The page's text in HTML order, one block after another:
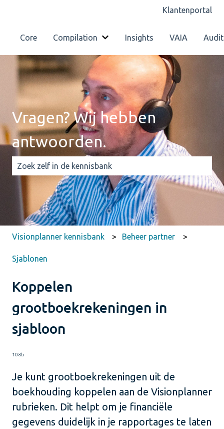
Klantenportal
Core Compilation
Submenu tonen voor
Insights VAIA Audit
Vragen? Wij hebben
antwoorden.
Er zijn geen suggesties want het zoekveld is leeg.
Visionplanner kennisbank Beheer partner
Sjablonen
Koppelen
grootboekrekeningen in
sjabloon
108b
Je kunt grootboekrekeningen uit de
boekhouding koppelen aan de Visionplanner
rubrieken. Dit helpt om je financiële
gegevens duidelijk in je rapportages te laten